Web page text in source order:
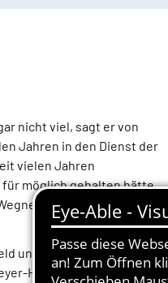
nicht viel, sagt er von
Jahren in den Dienst der
vielen Jahren
möglich gehalten hätte.
Braun das
und das
Hartmann typisches